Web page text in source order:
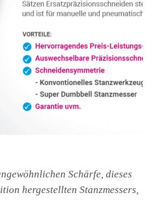
Schärfe, dieses
hergestellten Stanzmessers,